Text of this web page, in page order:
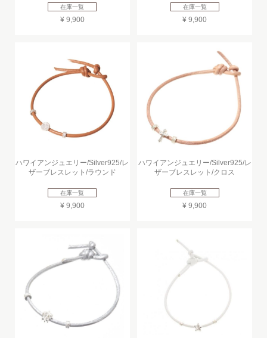
在庫一覧
¥ 9,900
在庫一覧
¥ 9,900
ハワイアンジュエリー/Silver925/レ
ザーブレスレット/ラウンド
在庫一覧
¥ 9,900
ハワイアンジュエリー/Silver925/レ
ザーブレスレット/クロス
在庫一覧
¥ 9,900